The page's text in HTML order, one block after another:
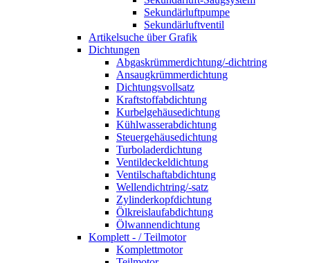
Sekundärluftpumpe
Sekundärluftventil
Artikelsuche über Grafik
Dichtungen
Abgaskrümmerdichtung/-dichtring
Ansaugkrümmerdichtung
Dichtungsvollsatz
Kraftstoffabdichtung
Kurbelgehäusedichtung
Kühlwasserabdichtung
Steuergehäusedichtung
Turboladerdichtung
Ventildeckeldichtung
Ventilschaftabdichtung
Wellendichtring/-satz
Zylinderkopfdichtung
Ölkreislaufabdichtung
Ölwannendichtung
Komplett - / Teilmotor
Komplettmotor